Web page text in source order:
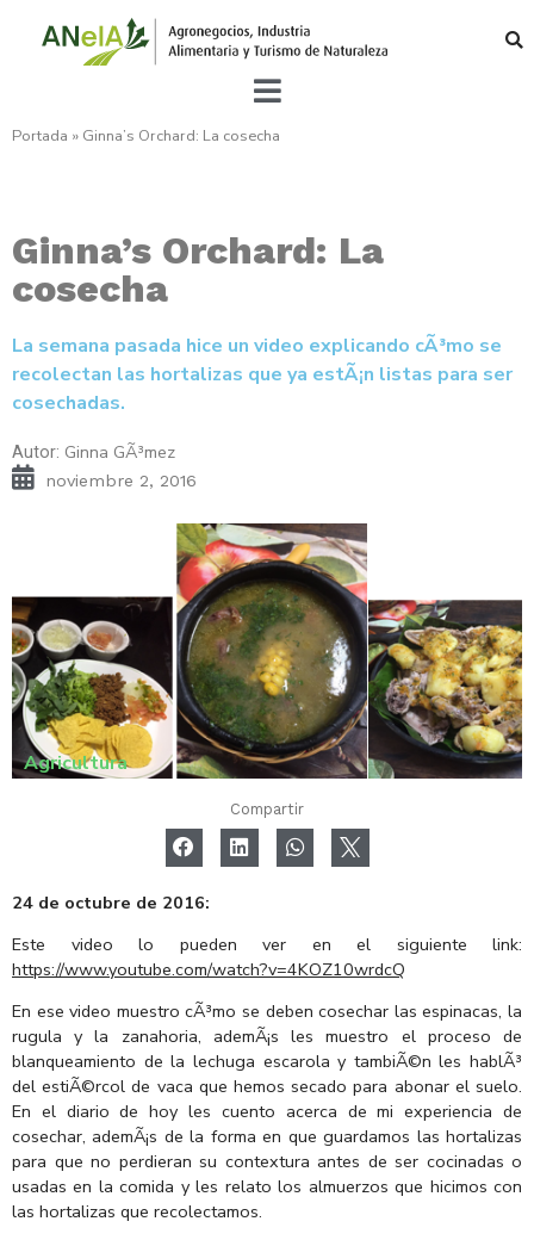
Portada » Ginna’s Orchard: La cosecha
Ginna’s Orchard: La
cosecha
La semana pasada hice un video explicando cÃ³mo se
recolectan las hortalizas que ya estÃ¡n listas para ser
cosechadas.
Autor: Ginna GÃ³mez
noviembre 2, 2016
Agricultura
Compartir
24 de octubre de 2016:
Este video lo pueden ver en el siguiente link:
https://www.youtube.com/watch?v=4KOZ10wrdcQ
En ese video muestro cÃ³mo se deben cosechar las espinacas, la
rugula y la zanahoria, ademÃ¡s les muestro el proceso de
blanqueamiento de la lechuga escarola y tambiÃ©n les hablÃ³
del estiÃ©rcol de vaca que hemos secado para abonar el suelo.
En el diario de hoy les cuento acerca de mi experiencia de
cosechar, ademÃ¡s de la forma en que guardamos las hortalizas
para que no perdieran su contextura antes de ser cocinadas o
usadas en la comida y les relato los almuerzos que hicimos con
las hortalizas que recolectamos.